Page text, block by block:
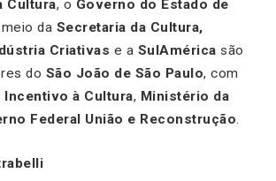
Cultura, o Governo do Estado de
da Secretaria da Cultura,
Criativas e a SulAmérica são
do São João de São Paulo, com
Incentivo à Cultura, Ministério da
Federal União e Reconstrução.